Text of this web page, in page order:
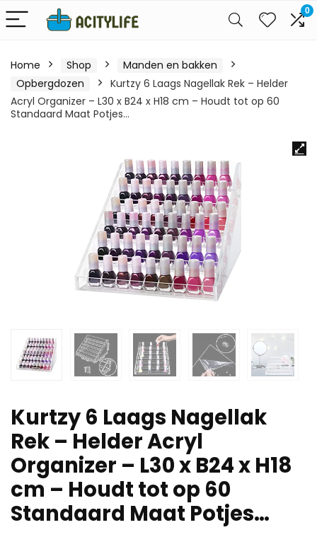
0
Home Shop
Manden en bakken
Opbergdozen
Kurtzy 6 Laags Nagellak Rek – Helder
Acryl Organizer – L30 x B24 x H18 cm – Houdt tot op 60
Standaard Maat Potjes…
Kurtzy 6 Laags Nagellak
Rek – Helder Acryl
Organizer – L30 x B24 x H18
cm – Houdt tot op 60
Standaard Maat Potjes…